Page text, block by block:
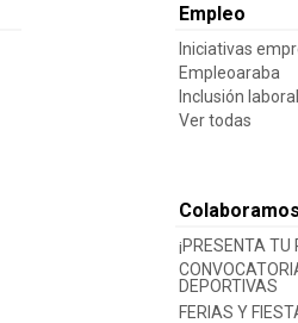
Empleo
Iniciativas
Empleoaraba
Inclusión laboral
Ver todas
Colaboramos
¡PRESENTA TU
DEPORTIVAS
FERIAS Y